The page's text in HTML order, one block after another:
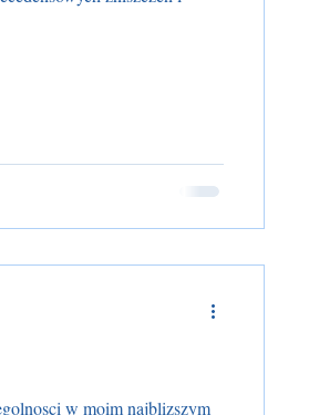
w moim najblizszym